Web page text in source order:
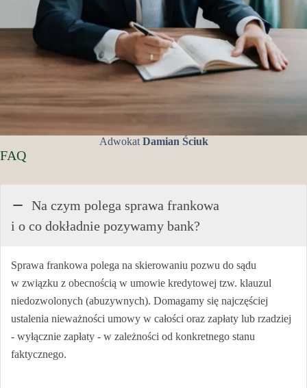
AdwokatDamian Ściuk
FAQ
Na czym polega sprawa frankowa
i o co dokładnie pozywamy bank?
Sprawa frankowa polega na skierowaniu pozwu do sądu
w związku z obecnością w umowie kredytowej tzw. klauzul
niedozwolonych (abuzywnych). Domagamy się najczęściej
ustalenia nieważności umowy w całości oraz zapłaty lub rzadziej
- wyłącznie zapłaty - w zależności od konkretnego stanu
faktycznego.